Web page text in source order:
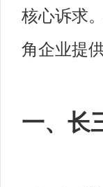
核心诉求
角企业提
一、长